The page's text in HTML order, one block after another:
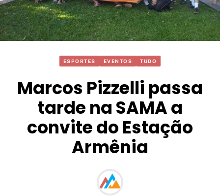
ESPORTES EVENTOS TUDO
Marcos Pizzelli passa
tarde na SAMA a
convite do Estação
Armênia